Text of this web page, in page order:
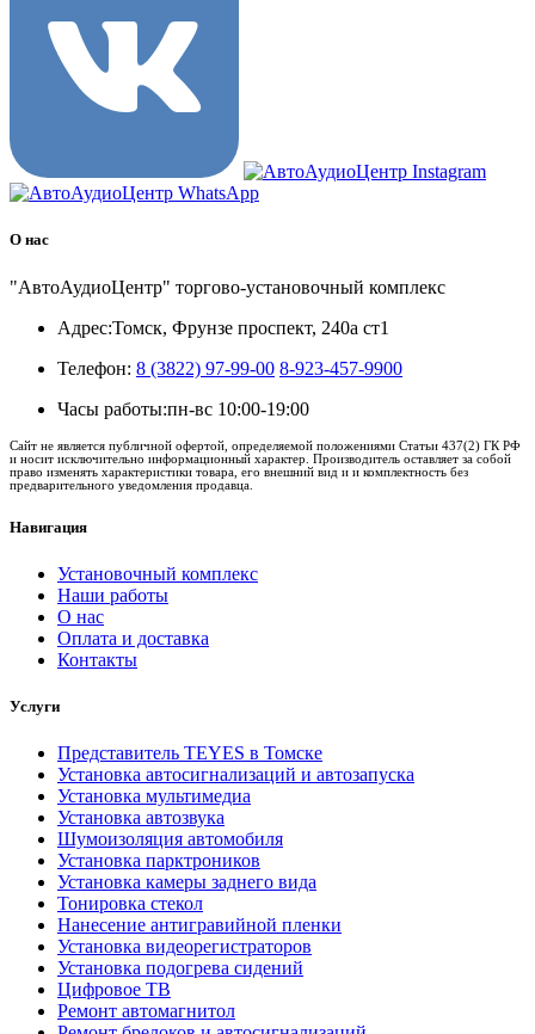
О нас
"АвтоАудиоЦентр" торгово-установочный комплекс
Адрес:Томск, Фрунзе проспект, 240а ст1
Телефон: 8 (3822) 97-99-00 8-923-457-9900
Часы работы:пн-вс 10:00-19:00
Сайт не является публичной офертой, определяемой положениями Статьи 437(2) ГК РФ
и носит исключительно информационный характер. Производитель оставляет за собой
право изменять характеристики товара, его внешний вид и и комплектность без
предварительного уведомления продавца.
Навигация
Установочный комплекс
Наши работы
О нас
Оплата и доставка
Контакты
Услуги
Представитель TEYES в Томске
Установка автосигнализаций и автозапуска
Установка мультимедиа
Установка автозвука
Шумоизоляция автомобиля
Установка парктроников
Установка камеры заднего вида
Тонировка стекол
Нанесение антигравийной пленки
Установка видеорегистраторов
Установка подогрева сидений
Цифровое ТВ
Ремонт автомагнитол